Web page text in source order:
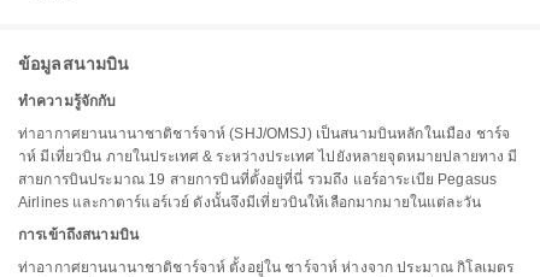
ข้อมูลสนามบิน
ทำความรู้จักกับ
ท่าอากาศยานนานาชาติชาร์จาห์ (SHJ/OMSJ) เป็นสนามบินหลักในเมือง ชาร์จ
าห์ มีเที่ยวบิน ภายในประเทศ & ระหว่างประเทศ ไปยังหลายจุดหมายปลายทาง มี
สายการบินประมาณ 19 สายการบินที่ตั้งอยู่ที่นี่ รวมถึง แอร์อาระเบีย Pegasus
Airlines และกาตาร์แอร์เวย์ ดังนั้นจึงมีเที่ยวบินให้เลือกมากมายในแต่ละวัน
การเข้าถึงสนามบิน
ท่าอากาศยานนานาชาติชาร์จาห์ ตั้งอยู่ใน ชาร์จาห์ ห่างจาก ประมาณ กิโลเมตร